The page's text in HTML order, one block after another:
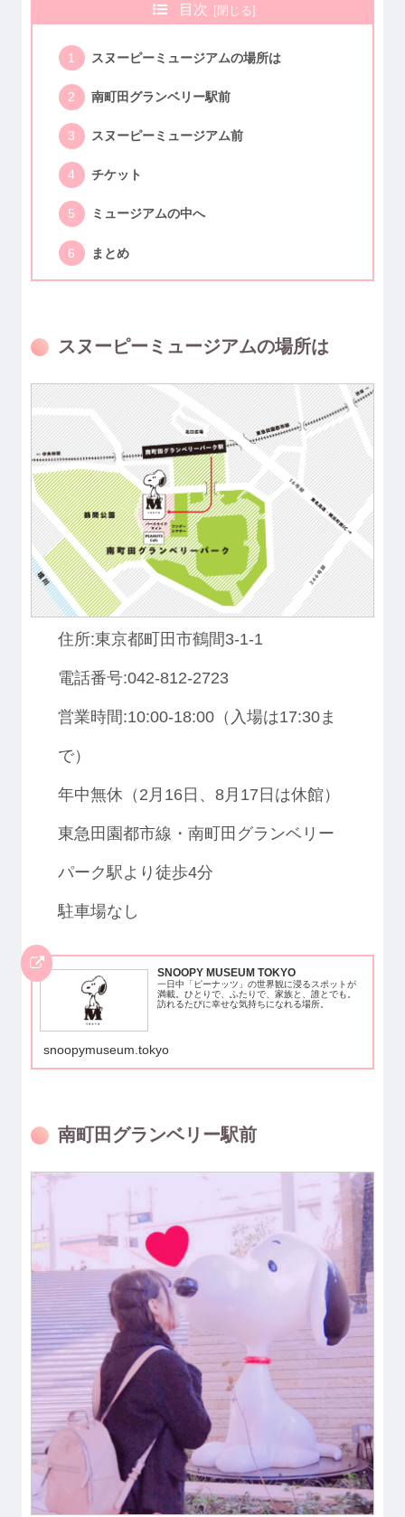
目次
スヌーピーミュージアムの場所は
南町田グランベリー駅前
スヌーピーミュージアム前
チケット
ミュージアムの中へ
まとめ
スヌーピーミュージアムの場所は
住所:東京都町田市鶴間3-1-1
電話番号:042-812-2723
営業時間:10:00-18:00（入場は17:30ま
で）
年中無休（2月16日、8月17日は休館）
東急田園都市線・南町田グランベリー
パーク駅より徒歩4分
駐車場なし
SNOOPY MUSEUM TOKYO
一日中「ピーナッツ」の世界観に浸るスポットが
満載。ひとりで、ふたりで、家族と、誰とでも。
訪れるたびに幸せな気持ちになれる場所。
snoopymuseum.tokyo
南町田グランベリー駅前